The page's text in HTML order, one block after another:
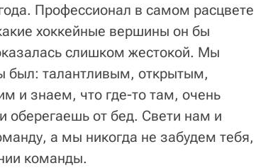
Профессионал в самом расцвете
хоккейные вершины он бы
слишком жестокой. Мы
был: талантливым, открытым,
и знаем, что где-то там, очень
оберегаешь от бед. Свети нам и
а мы никогда не забудем тебя,
команды.